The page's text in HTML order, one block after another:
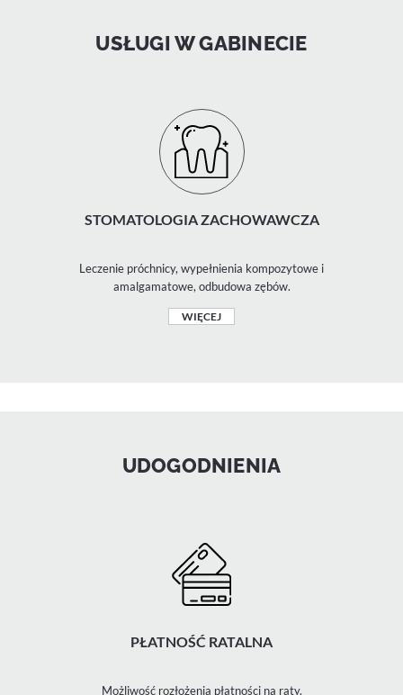
USŁUGI W GABINECIE
STOMATOLOGIA ZACHOWAWCZA
Leczenie próchnicy, wypełnienia kompozytowe i
amalgamatowe, odbudowa zębów.
WIĘCEJ
UDOGODNIENIA
PŁATNOŚĆ RATALNA
Możliwość rozłożenia płatności na raty.